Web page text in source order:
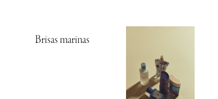
Brisas marinas